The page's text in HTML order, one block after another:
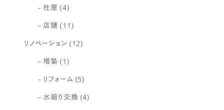
社屋 (4)
店舗 (11)
リノベーション (12)
増築 (1)
リフォーム (5)
水廻り交換 (4)